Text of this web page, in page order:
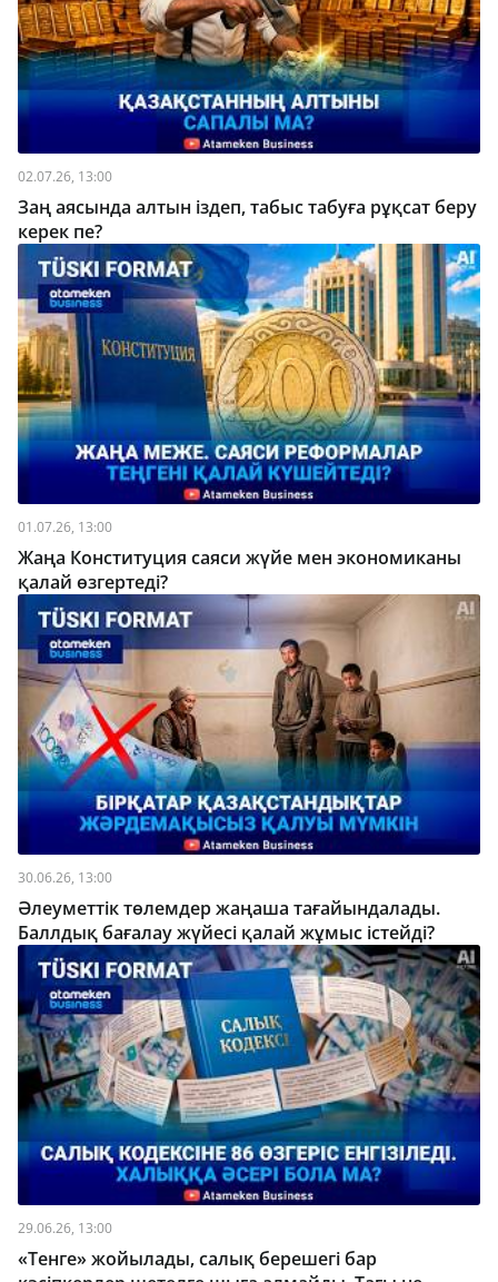
02.07.26, 13:00
Заң аясында алтын іздеп, табыс табуға рұқсат беру
керек пе?
01.07.26, 13:00
Жаңа Конституция саяси жүйе мен экономиканы
қалай өзгертеді?
30.06.26, 13:00
Әлеуметтік төлемдер жаңаша тағайындалады.
Баллдық бағалау жүйесі қалай жұмыс істейді?
29.06.26, 13:00
«Тенге» жойылады, салық берешегі бар